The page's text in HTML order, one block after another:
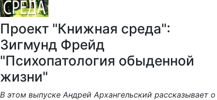
Проект "Книжная среда":
Зигмунд Фрейд
"Психопатология обыденной
жизни"
В этом выпуске Андрей Архангельский рассказывает о